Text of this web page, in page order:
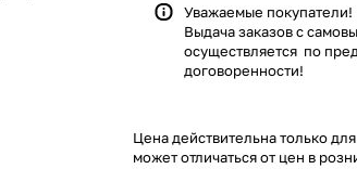
Уважаемые покупатели!
Выдача заказов с
осуществляется по
договоренности!
Цена действительна только
может отличаться от цен в